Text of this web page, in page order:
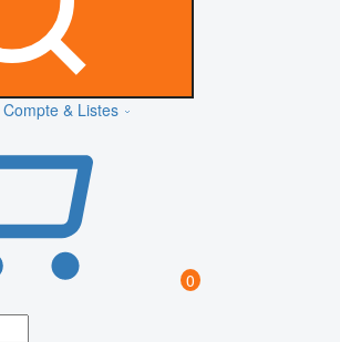
Compte & Listes
0